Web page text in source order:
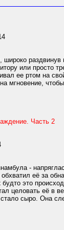
широко
или
ее ртом на
мгновение,
Часть 2
-
её за
это
целовать её в
сыро. Она